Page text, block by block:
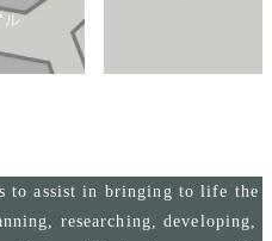
ル
to assist in bringing to life the
researching, developing,